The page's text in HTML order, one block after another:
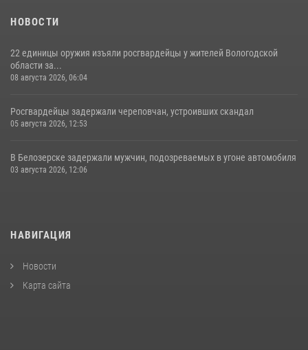
НОВОСТИ
22 единицы оружия изъяли росгвардейцы у жителей Вологодской
области за...
08 августа 2026, 06:04
Росгвардейцы задержали череповчан, устроивших скандал
05 августа 2026, 12:53
В Белозерске задержали мужчин, подозреваемых в угоне автомобиля
03 августа 2026, 12:06
НАВИГАЦИЯ
Новости
Карта сайта